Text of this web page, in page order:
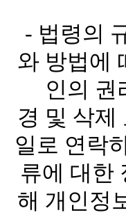
- 법령의
와 방법에
인의 권
경 및 삭제
일로 연락
류에 대한
해 개인정